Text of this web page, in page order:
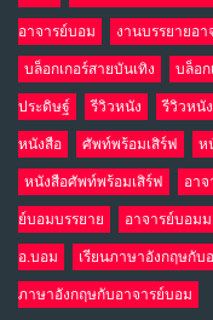
อาจารย์บอม งานบรรยายอา
บล็อกเกอร์สายบันเทิง บล็อก
ประดิษฐ์ รีวิวหนัง รีวิวหนั
หนังสือ ศัพท์พร้อมเสิร์ฟ ห
หนังสือศัพท์พร้อมเสิร์ฟ อาจ
ย์บอมบรรยาย อาจารย์บอมม
อ.บอม เรียนภาษาอังกฤษกับ
ภาษาอังกฤษกับอาจารย์บอม